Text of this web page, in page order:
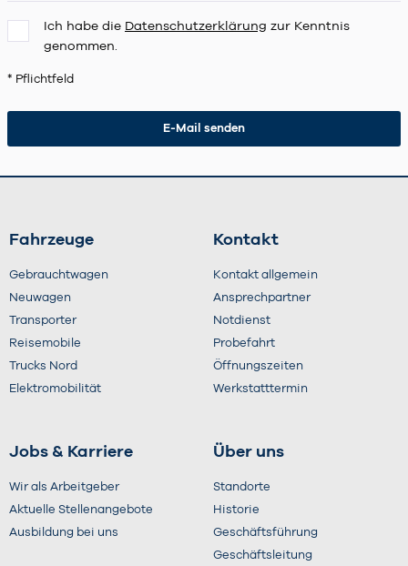
Ich habe die Datenschutzerklärung zur Kenntnis
genommen.
* Pflichtfeld
Fahrzeuge
Gebrauchtwagen
Neuwagen
Transporter
Reisemobile
Trucks Nord
Elektromobilität
Kontakt
Kontakt allgemein
Ansprechpartner
Notdienst
Probefahrt
Öffnungszeiten
Werkstatttermin
Jobs & Karriere
Wir als Arbeitgeber
Aktuelle Stellenangebote
Ausbildung bei uns
Über uns
Standorte
Historie
Geschäftsführung
Geschäftsleitung